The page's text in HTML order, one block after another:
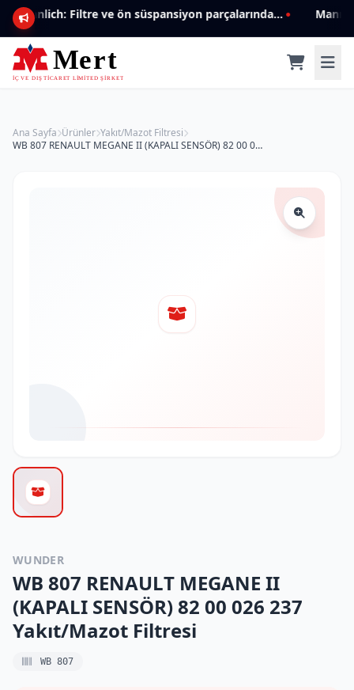
Mannlich: Filtre ve ön süspansiyon parçalarında genişleyen ürün yelpazesiyle kalite ve güven.
Ana Sayfa Ürünler Yakıt/Mazot Filtresi
WB 807 RENAULT MEGANE II (KAPALI SENSÖR) 82 00 026 237 Yakıt/Mazot Filtresi
WUNDER
WB 807 RENAULT MEGANE II
(KAPALI SENSÖR) 82 00 026 237
Yakıt/Mazot Filtresi
WB 807